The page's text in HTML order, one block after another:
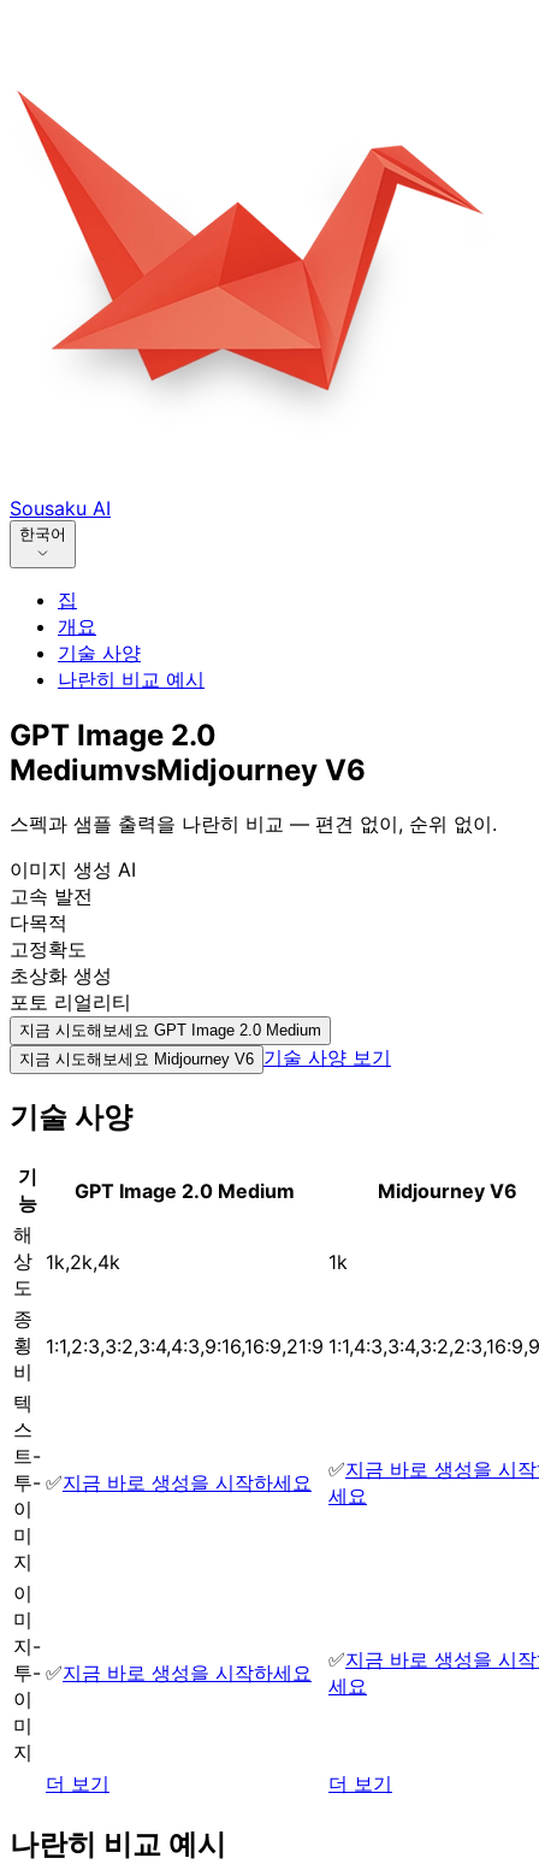
Sousaku AI
한국어
집
개요
기술 사양
나란히 비교 예시
GPT Image 2.0
MediumvsMidjourney V6
스펙과 샘플 출력을 나란히 비교 — 편견 없이, 순위 없이.
이미지 생성 AI
고속 발전
다목적
고정확도
초상화 생성
포토 리얼리티
지금 시도해보세요 GPT Image 2.0 Medium
지금 시도해보세요 Midjourney V6 기술 사양 보기
기술 사양
기
능
GPT Image 2.0 Medium
Midjourney V6
해
상
도
1k,2k,4k 1k
종
횡
비
1:1,2:3,3:2,3:4,4:3,9:16,16:9,21:9
텍
스
트-
투-
이
미
지
✅지금 바로 생성을 시작하세요
✅지금 바로 생성을 시
세요
이
미
지-
투-
이
미
지
✅지금 바로 생성을 시작하세요
✅지금 바로 생성을 시
세요
더 보기 더 보기
나란히 비교 예시